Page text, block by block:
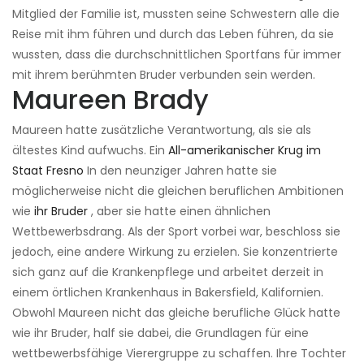
Mitglied der Familie ist, mussten seine Schwestern alle die
Reise mit ihm führen und durch das Leben führen, da sie
wussten, dass die durchschnittlichen Sportfans für immer
mit ihrem berühmten Bruder verbunden sein werden.
Maureen Brady
Maureen hatte zusätzliche Verantwortung, als sie als
ältestes Kind aufwuchs. Ein All-amerikanischer Krug im
Staat Fresno In den neunziger Jahren hatte sie
möglicherweise nicht die gleichen beruflichen Ambitionen
wie ihr Bruder , aber sie hatte einen ähnlichen
Wettbewerbsdrang. Als der Sport vorbei war, beschloss sie
jedoch, eine andere Wirkung zu erzielen. Sie konzentrierte
sich ganz auf die Krankenpflege und arbeitet derzeit in
einem örtlichen Krankenhaus in Bakersfield, Kalifornien.
Obwohl Maureen nicht das gleiche berufliche Glück hatte
wie ihr Bruder, half sie dabei, die Grundlagen für eine
wettbewerbsfähige Vierergruppe zu schaffen. Ihre Tochter